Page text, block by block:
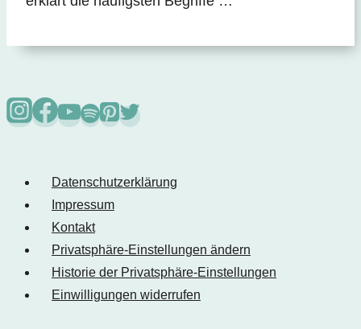
Datenschutzerklärung
Impressum
Kontakt
Privatsphäre-Einstellungen ändern
Historie der Privatsphäre-Einstellungen
Einwilligungen widerrufen